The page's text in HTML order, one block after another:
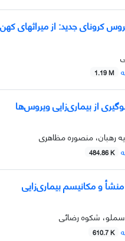
کرونای جدید: از میراث­های
1.19 M
از بیماری‌زایی ویروس‌ها
رهبان، منصوره مظاهری
484.86 K
شکوه رضائی
610.7 K